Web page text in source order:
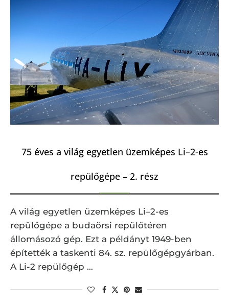
75 éves a világ egyetlen üzemképes Li–2-es
repülőgépe – 2. rész
A világ egyetlen üzemképes Li–2-es
repülőgépe a budaörsi repülőtéren
állomásozó gép. Ezt a példányt 1949-ben
építették a taskenti 84. sz. repülőgépgyárban.
A Li-2 repülőgép …